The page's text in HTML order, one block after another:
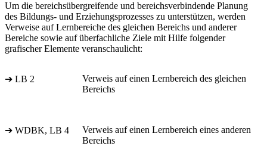
Um die bereichsübergreifende und bereichsverbindende Planung
des Bildungs- und Erziehungsprozesses zu unterstützen, werden
Verweise auf Lernbereiche des gleichen Bereichs und anderer
Bereiche sowie auf überfachliche Ziele mit Hilfe folgender
grafischer Elemente veranschaulicht:
➔ LB 2
Verweis auf einen Lernbereich des gleichen
Bereichs
➔ WDBK, LB 4
Verweis auf einen Lernbereich eines anderen
Bereichs